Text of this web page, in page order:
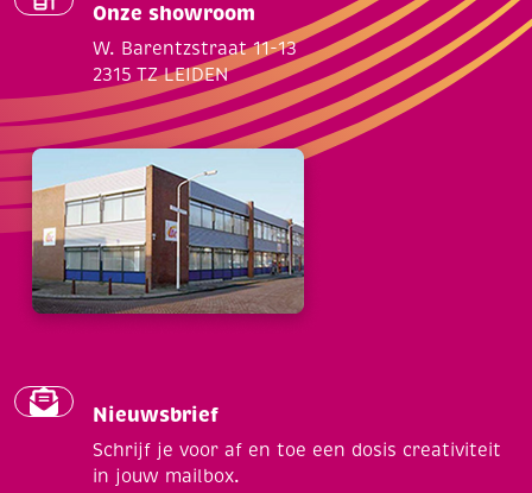
Onze showroom
W. Barentzstraat 11-13
2315 TZ LEIDEN
Nieuwsbrief
Schrijf je voor af en toe een dosis creativiteit
in jouw mailbox.